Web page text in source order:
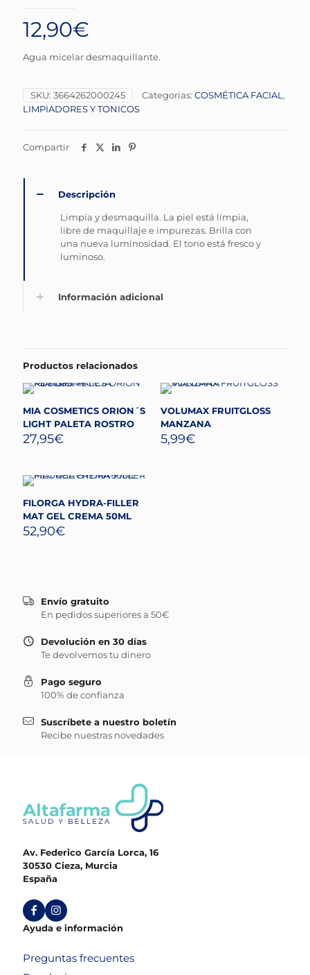
12,90€
Agua micelar desmaquillante.
SKU: 3664262000245 Categorías: COSMÉTICA FACIAL ,
LIMPIADORES Y TONICOS
Compartir
Descripción
Limpia y desmaquilla. La piel está limpia,
libre de maquillaje e impurezas. Brilla con
una nueva luminosidad. El tono está fresco y
luminoso.
Información adicional
Productos relacionados
MIA COSMETICS ORION´S
LIGHT PALETA ROSTRO
27,95€
VOLUMAX FRUITGLOSS
MANZANA
5,99€
FILORGA HYDRA-FILLER
MAT GEL CREMA 50ML
52,90€
Envío gratuito
En pedidos superiores a 50€
Devolución en 30 días
Te devolvemos tu dinero
Pago seguro
100% de confianza
Suscríbete a nuestro boletín
Recibe nuestras novedades
Av. Federico García Lorca, 16
30530 Cieza, Murcia
España
Ayuda e información
Preguntas frecuentes